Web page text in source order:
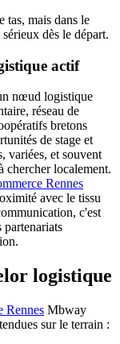
tas, mais dans le
dès le départ.
actif
nœud logistique
réseau de
bretons
de stage et
variées, et souvent
chercher localement.
Rennes
avec le tissu
c'est
partenariats
logistique
Rennes Mbway
sur le terrain :